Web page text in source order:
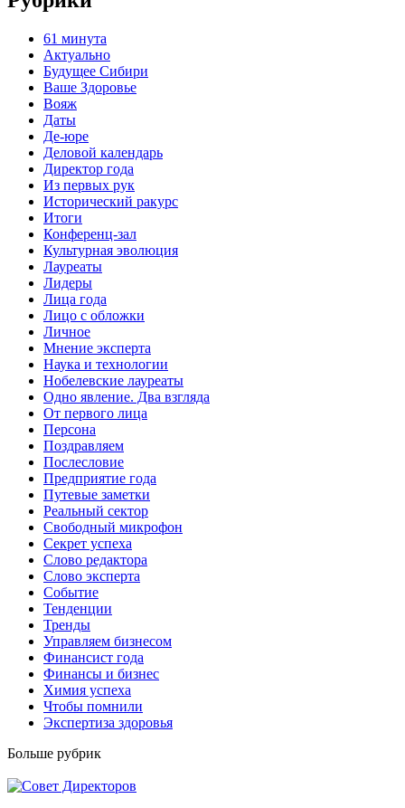
61 минута
Актуально
Будущее Сибири
Ваше Здоровье
Вояж
Даты
Де-юре
Деловой календарь
Директор года
Из первых рук
Исторический ракурс
Итоги
Конференц-зал
Культурная эволюция
Лауреаты
Лидеры
Лица года
Лицо с обложки
Личное
Мнение эксперта
Наука и технологии
Нобелевские лауреаты
Одно явление. Два взгляда
От первого лица
Персона
Поздравляем
Послесловие
Предприятие года
Путевые заметки
Реальный сектор
Свободный микрофон
Секрет успеха
Слово редактора
Слово эксперта
Событие
Тенденции
Тренды
Управляем бизнесом
Финансист года
Финансы и бизнес
Химия успеха
Чтобы помнили
Экспертиза здоровья
Больше рубрик